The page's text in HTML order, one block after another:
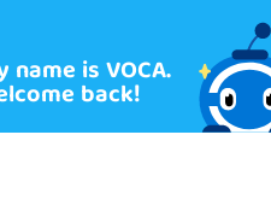
name is VOCA.
back!